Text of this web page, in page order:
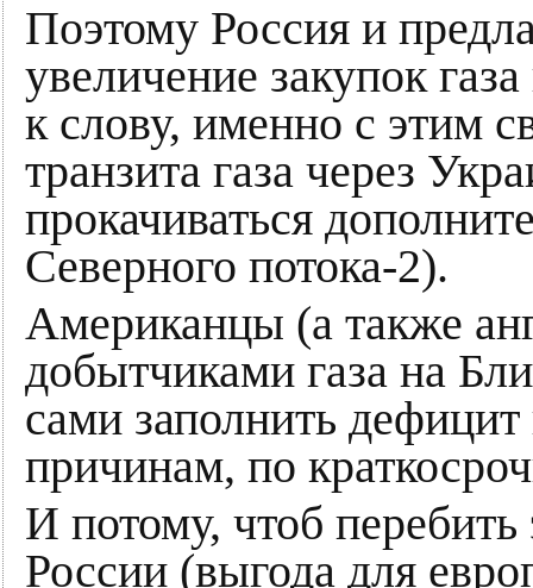
Поэтому Россия и
увеличение закупок
к слову, именно с этим
транзита газа через
прокачиваться
Северного потока-2).
Американцы (а также
добытчиками газа на
сами заполнить
причинам, по
И потому, чтоб
России (выгода для